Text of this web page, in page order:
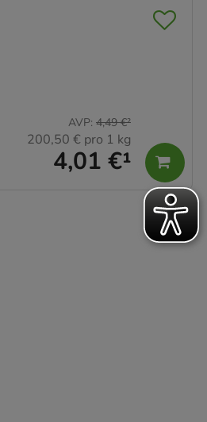
4,01 €¹
AVP: 4,49 €²
200,50 € pro 1 kg